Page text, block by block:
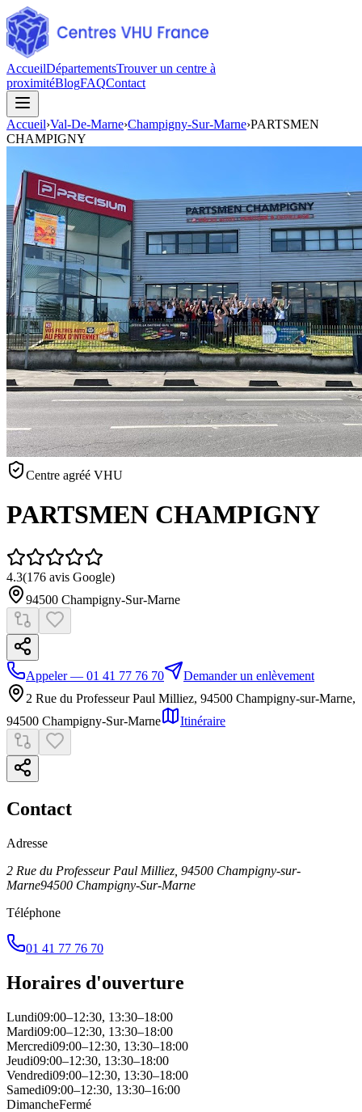
AccueilDépartementsTrouver un centre à
proximitéBlogFAQContact
Accueil›Val-De-Marne›Champigny-Sur-Marne›PARTSMEN
CHAMPIGNY
Centre agréé VHU
PARTSMEN CHAMPIGNY
4.3(176 avis Google)
94500 Champigny-Sur-Marne
Appeler — 01 41 77 76 70
Demander un enlèvement
2 Rue du Professeur Paul Milliez, 94500 Champigny-sur-Marne,
94500 Champigny-Sur-Marne Itinéraire
Contact
Adresse
2 Rue du Professeur Paul Milliez, 94500 Champigny-sur-
Marne94500 Champigny-Sur-Marne
Téléphone
01 41 77 76 70
Horaires d'ouverture
Lundi09:00–12:30, 13:30–18:00
Mardi09:00–12:30, 13:30–18:00
Mercredi09:00–12:30, 13:30–18:00
Jeudi09:00–12:30, 13:30–18:00
Vendredi09:00–12:30, 13:30–18:00
Samedi09:00–12:30, 13:30–16:00
DimancheFermé